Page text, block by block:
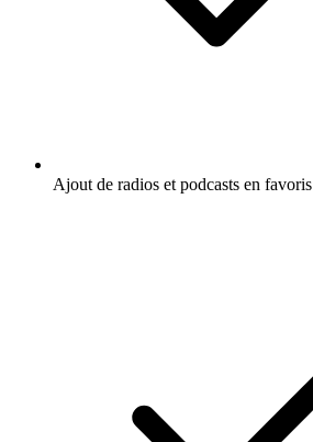
Ajout de radios et podcasts en favoris